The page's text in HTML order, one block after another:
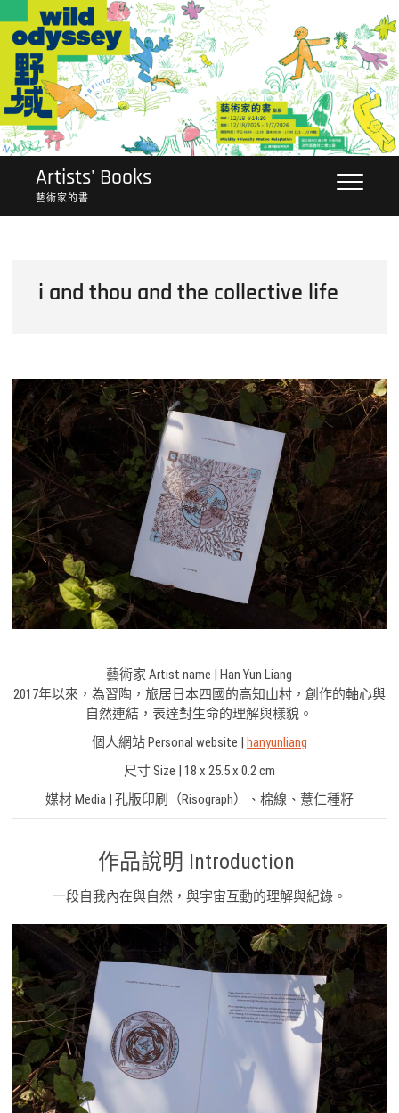
content
Artists' Books
藝術家的書
i and thou and the collective life
藝術家 Artist name | Han Yun Liang
2017年以來，為習陶，旅居日本四國的高知山村，創作的軸心與
自然連結，表達對生命的理解與樣貌。
個人網站 Personal website | hanyunliang
尺寸 Size | 18 x 25.5 x 0.2 cm
媒材 Media | 孔版印刷（Risograph）、棉線、薏仁種籽
作品說明 Introduction
一段自我內在與自然，與宇宙互動的理解與紀錄。